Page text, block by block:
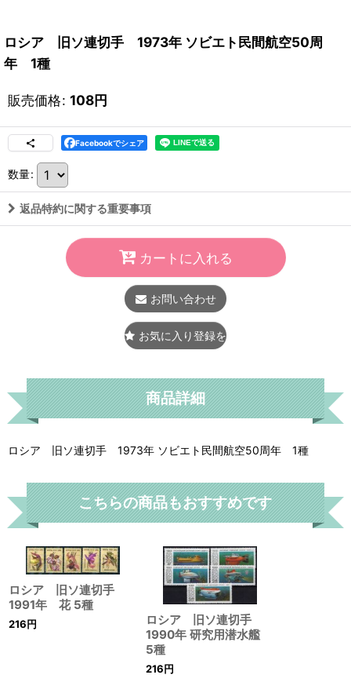
ロシア 旧ソ連切手 1973年 ソビエト民間航空50周
年 1種
販売価格: 108円
Facebookでシェア
数量:
返品特約に関する重要事項
カートに入れる
お問い合わせ
お気に入り登録をする
商品詳細
ロシア 旧ソ連切手 1973年 ソビエト民間航空50周年 1種
こちらの商品もおすすめです
ロシア 旧ソ連切手
1991年 花 5種
216円
ロシア 旧ソ連切手
1990年 研究用潜水艦
5種
216円